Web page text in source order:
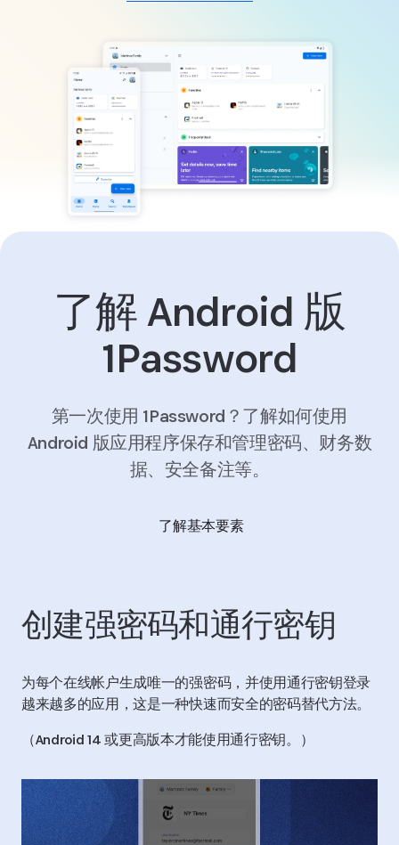
了解 Android 版
1Password
第一次使用 1Password？了解如何使用
Android 版应用程序保存和管理密码、财务数
据、安全备注等。
了解基本要素
创建强密码和通行密钥
为每个在线帐户生成唯一的强密码，并使用通行密钥登录
越来越多的应用，这是一种快速而安全的密码替代方法。
（Android 14 或更高版本才能使用通行密钥。）